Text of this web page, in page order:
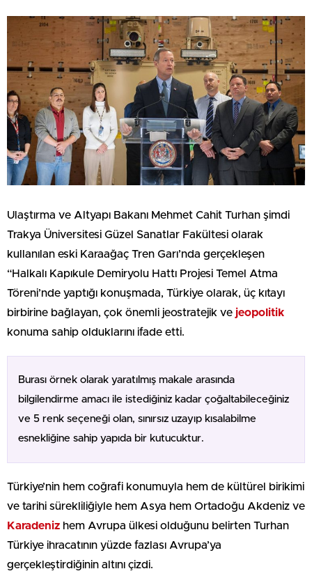
Ulaştırma ve Altyapı Bakanı Mehmet Cahit Turhan şimdi
Trakya Üniversitesi Güzel Sanatlar Fakültesi olarak
kullanılan eski Karaağaç Tren Garı’nda gerçekleşen
“Halkalı Kapıkule Demiryolu Hattı Projesi Temel Atma
Töreni’nde yaptığı konuşmada, Türkiye olarak, üç kıtayı
birbirine bağlayan, çok önemli jeostratejik ve jeopolitik
konuma sahip olduklarını ifade etti.
Burası örnek olarak yaratılmış makale arasında
bilgilendirme amacı ile istediğiniz kadar çoğaltabileceğiniz
ve 5 renk seçeneği olan, sınırsız uzayıp kısalabilme
esnekliğine sahip yapıda bir kutucuktur.
Türkiye’nin hem coğrafi konumuyla hem de kültürel birikimi
ve tarihi sürekliliğiyle hem Asya hem Ortadoğu Akdeniz ve
Karadeniz hem Avrupa ülkesi olduğunu belirten Turhan
Türkiye ihracatının yüzde fazlası Avrupa’ya
gerçekleştirdiğinin altını çizdi.